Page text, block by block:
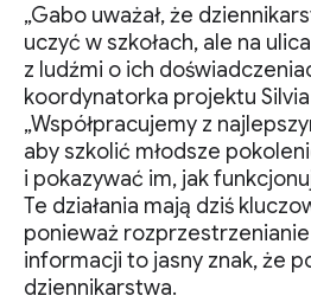
„Gabo uważał, że
uczyć w szkołach, ale na
z ludźmi o ich
koordynatorka projektu
„Współpracujemy z
aby szkolić młodsze
i pokazywać im, jak
Te działania mają dziś
ponieważ
informacji to jasny znak, że
dziennikarstwa.